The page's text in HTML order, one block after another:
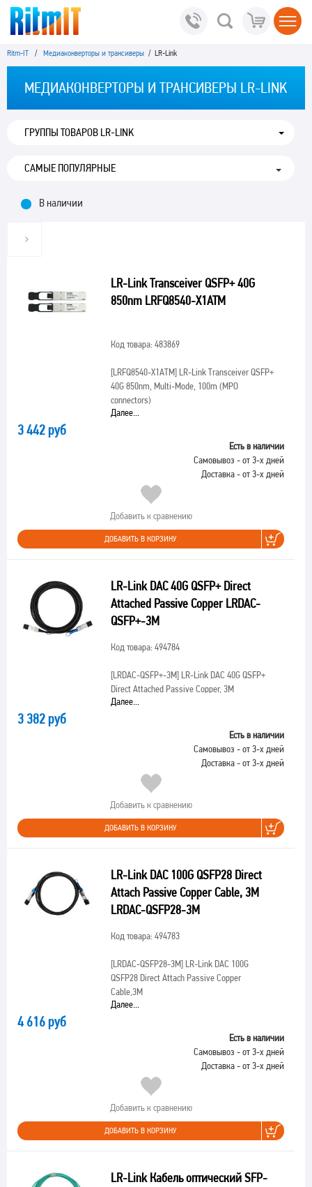
Ritm-IT / Медиаконверторы и трансиверы / LR-Link
МЕДИАКОНВЕРТОРЫ И ТРАНСИВЕРЫ LR-LINK
ГРУППЫ ТОВАРОВ LR-LINK
В наличии
LR-Link Transceiver QSFP+ 40G
850nm LRFQ8540-X1ATM
Код товара: 483869
[LRFQ8540-X1ATM]LR-Link Transceiver QSFP+
40G 850nm, Multi-Mode, 100m (MPO
connectors)
Далее...
3 442 руб
Есть в наличии
Самовывоз - от 3-х дней
Доставка - от 3-х дней
Добавить к сравнению
ДОБАВИТЬ В КОРЗИНУ
LR-Link DAC 40G QSFP+ Direct
Attached Passive Copper LRDAC-
QSFP+-3M
Код товара: 494784
[LRDAC-QSFP+-3M]LR-Link DAC 40G QSFP+
Direct Attached Passive Copper, 3M
Далее...
3 382 руб
Есть в наличии
Самовывоз - от 3-х дней
Доставка - от 3-х дней
Добавить к сравнению
ДОБАВИТЬ В КОРЗИНУ
LR-Link DAC 100G QSFP28 Direct
Attach Passive Copper Cable, 3M
LRDAC-QSFP28-3M
Код товара: 494783
[LRDAC-QSFP28-3M]LR-Link DAC 100G
QSFP28 Direct Attach Passive Copper
Cable,3M
Далее...
4 616 руб
Есть в наличии
Самовывоз - от 3-х дней
Доставка - от 3-х дней
Добавить к сравнению
ДОБАВИТЬ В КОРЗИНУ
LR-Link Кабель оптический SFP-